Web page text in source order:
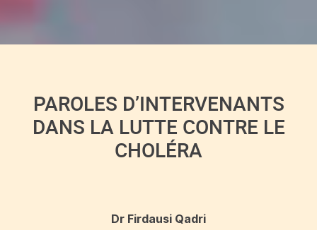
PAROLES D’INTERVENANTS
DANS LA LUTTE CONTRE LE
CHOLÉRA
Dr Firdausi Qadri